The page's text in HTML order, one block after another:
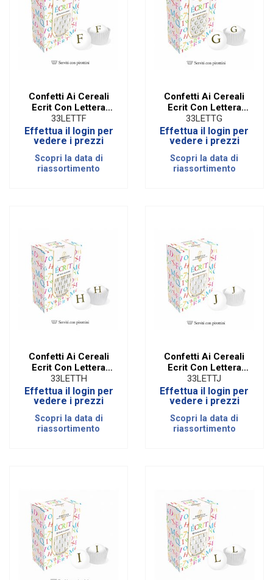
Confetti Ai Cereali
Ecrit Con Lettera
Oro - F
33LETTF
Effettua il login per
vedere i prezzi
Scopri la data di
riassortimento
Confetti Ai Cereali
Ecrit Con Lettera
Oro - G
33LETTG
Effettua il login per
vedere i prezzi
Scopri la data di
riassortimento
Confetti Ai Cereali
Ecrit Con Lettera
Oro - H
33LETTH
Effettua il login per
vedere i prezzi
Scopri la data di
riassortimento
Confetti Ai Cereali
Ecrit Con Lettera
Oro - J
33LETTJ
Effettua il login per
vedere i prezzi
Scopri la data di
riassortimento